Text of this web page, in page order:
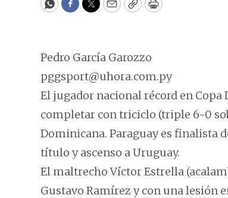
WhatsApp
Facebook
Twitter
EmailCopyPrint
Pedro García Garozzo
pggsport@uhora.com.py
El jugador nacional récord en
completar con triciclo (triple 6-0
Dominicana. Paraguay es finalista
título y ascenso a Uruguay.
El maltrecho Víctor Estrella
Gustavo Ramírez y con una lesión